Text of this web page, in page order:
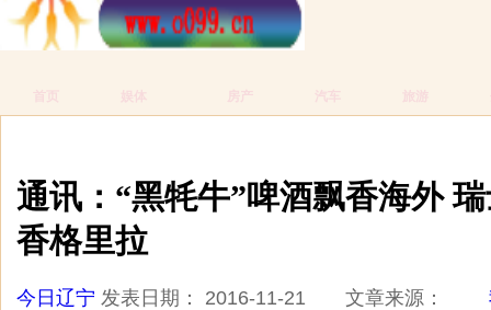
首页 娱体 房产 汽车 旅游
通讯：“黑牦牛”啤酒飘香海外
香格里拉
今日辽宁 发表日期： 2016-11-21 文章来源：